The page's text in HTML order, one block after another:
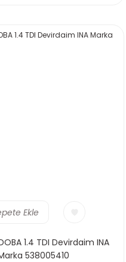
Ekle
1.4 TDI Devirdaim INA
538005410